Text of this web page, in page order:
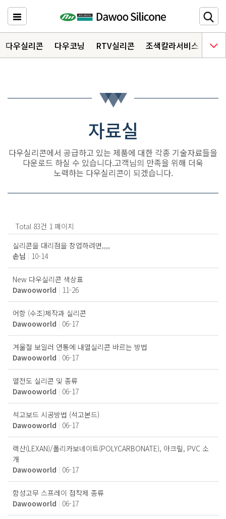
다우실리콘
HOME
상담문의
자료실
다우실리콘에서 공급하고 있는 제품에 대한 각종 기술자료들을
다운로드 하실 수 있습니다.고객님의 만족을 위해 더욱
노력하는 다우실리콘이 되겠습니다.
Total 83건 1 페이지
실리콘을 대리점을 창업하려면,,,,
손님 | 10-14
New 다우실리콘 색상표
Dawooworld | 11-26
어항 (수조)제작과 실리콘
Dawooworld | 06-17
겨울철 보일러 연통에 내열실리콘 바르는 방법
Dawooworld | 06-17
열전도 실리콘 및 종류
Dawooworld | 06-17
석고보드 시공방법 (석고본드)
Dawooworld | 06-17
렉산(LEXAN)/폴리카보네이트(POLYCARBONATE), 아크릴, PVC 소
개
Dawooworld | 06-17
함성고무 스프레이 접착제 종류
Dawooworld | 06-17
다우실리콘 다우코닝 RTV실리콘 조색칼라서비스 다
주요메뉴 바로가기